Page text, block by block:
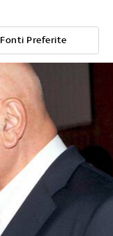
Fonti Preferite